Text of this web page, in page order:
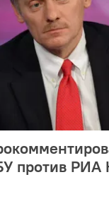
против РИА